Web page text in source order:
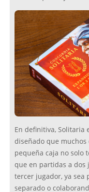
En definitiva, Solitaria
diseñado que muchos
pequeña caja no solo
que en partidas a
tercer jugador, ya sea
separado o